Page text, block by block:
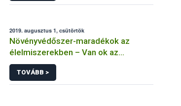
2019. augusztus 1, csütörtök
Növényvédőszer-maradékok az
élelmiszerekben – Van ok az
aggodalomra?
TOVÁBB >